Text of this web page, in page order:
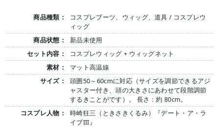
商品種類：
コスプレブーツ、ウィッグ、道具 / コスプレウ
ィッグ
商品状態：
新品未使用
セット内容：
コスプレウィッグ + ウィッグネット
素材：
マット高温線
サイズ：
頭囲50～60cmに対応（サイズを調節できるアジ
ャスター付き、頭の大きさにあわせて段階調節
するきことがです）。 長さ：約 80cm。
コスプレ人物：
時崎狂三（ときさきくるみ）『デート・ア・ラ
イブIII』